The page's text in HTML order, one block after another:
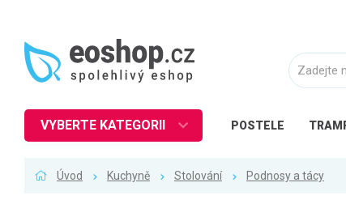
POSTELE
VYBERTE KATEGORII
Úvod Kuchyně Stolování Podnosy a tácy